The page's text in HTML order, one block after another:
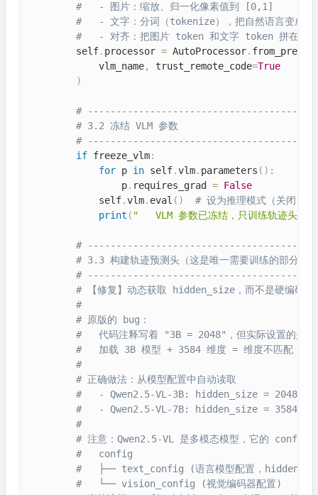
#   - 图片：缩放、归一化像素值到 [0,1]
#   - 文字：分词（tokenize），把自然语言变成
#   - 对齐：把图片 token 和文字 token 拼在一起
        self
. processor = AutoProcessor.
            vlm_name
, trust_remote_code=True
)
#
# 3.2 冻结 VLM 参数
#
if freeze_vlm:
for p in self.vlm. parameters ( ) :
                p
. requires_grad = False
            self
.vlm. eval ( )
# 设为推理模式（关闭
print ( "   VLM 参数已冻结，只训练轨迹头"
#
# 3.3 构建轨迹预测头（这是唯一需要训练的部分）
#
# 【修复】动态获取 hidden_size，而不是硬编码
#
# 原版的 bug：
#   代码注释写着 "3B = 2048"，但实际设置的是
#   加载 3B 模型 + 3584 维度 = 维度不匹配，运
#
# 正确做法：从模型配置中自动读取
#   - Qwen2.5-VL-3B: hidden_size = 2048
#   - Qwen2.5-VL-7B: hidden_size = 3584
#
# 注意：Qwen2.5-VL 是多模态模型，它的 config
#   config
#   ├── text_config (语言模型配置，
#   └── vision_config (视觉编码器配置)